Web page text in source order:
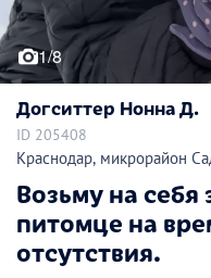
1/8
Догситтер Нонна Д.
ID 205408
Краснодар, микрорайон
Возьму на
питомце на
отсутствия.